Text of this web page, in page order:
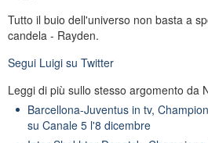
Tutto il buio dell'universo non basta a
candela - Rayden.
Segui Luigi su Twitter
Leggi di più sullo stesso argomento da
Barcellona-Juventus in tv,
su Canale 5 l'8 dicembre